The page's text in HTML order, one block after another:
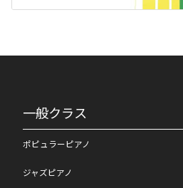
一般クラス
ポピュラーピアノ
ジャズピアノ